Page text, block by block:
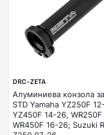
DRC-ZETA
Алуминиева конзола
STD Yamaha YZ250F
YZ450F 14-26,
WR450F 16-26; Suzuki